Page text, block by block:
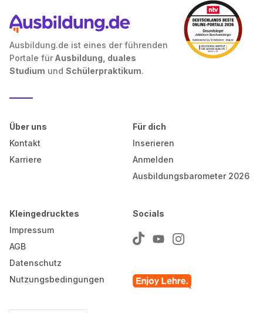
Ausbildung.de ist eines der führenden
Portale für Ausbildung, duales
Studium und Schülerpraktikum.
Über uns
Kontakt
Karriere
Für dich
Inserieren
Anmelden
Ausbildungsbarometer 2026
Kleingedrucktes
Impressum
AGB
Datenschutz
Nutzungsbedingungen
Socials